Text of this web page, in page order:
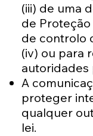
(iii) de uma
de
de controlo
(iv) ou para
autoridades
A
proteger
qualquer
lei.